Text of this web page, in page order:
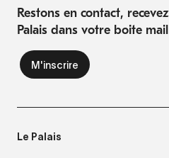
Restons en contact,
Palais dans votre boite mail
Le Palais